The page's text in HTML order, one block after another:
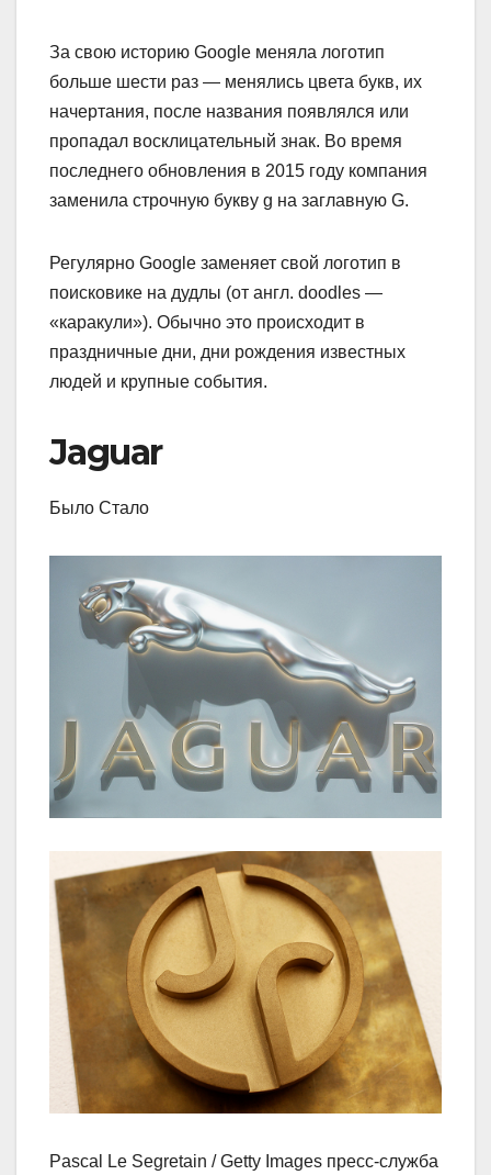
За свою историю Google меняла логотип
больше шести раз — менялись цвета букв, их
начертания, после названия появлялся или
пропадал восклицательный знак. Во время
последнего обновления в 2015 году компания
заменила строчную букву g на заглавную G.
Регулярно Google заменяет свой логотип в
поисковике на дудлы (от англ. doodles —
«каракули»). Обычно это происходит в
праздничные дни, дни рождения известных
людей и крупные события.
Jaguar
Было Стало
Pascal Le Segretain / Getty Images пресс-служба